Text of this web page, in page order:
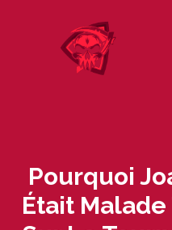
Pourquoi
Était Malade